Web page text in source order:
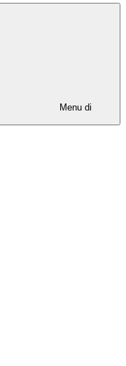
Menu di